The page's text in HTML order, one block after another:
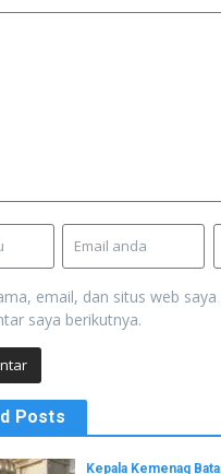
email, dan situs web
saya berikutnya.
Posts
Kepala Kemenag